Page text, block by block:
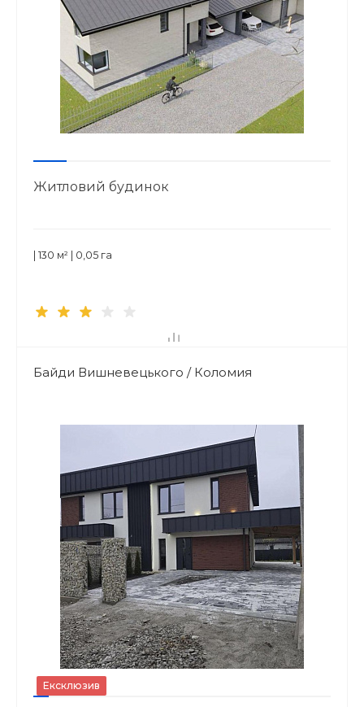
Житловий будинок
| 130 м² | 0,05 га
Байди Вишневецького / Коломия
Ексклюзив